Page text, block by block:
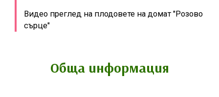
Видео преглед на плодовете на домат "Розово
сърце"
Обща информация